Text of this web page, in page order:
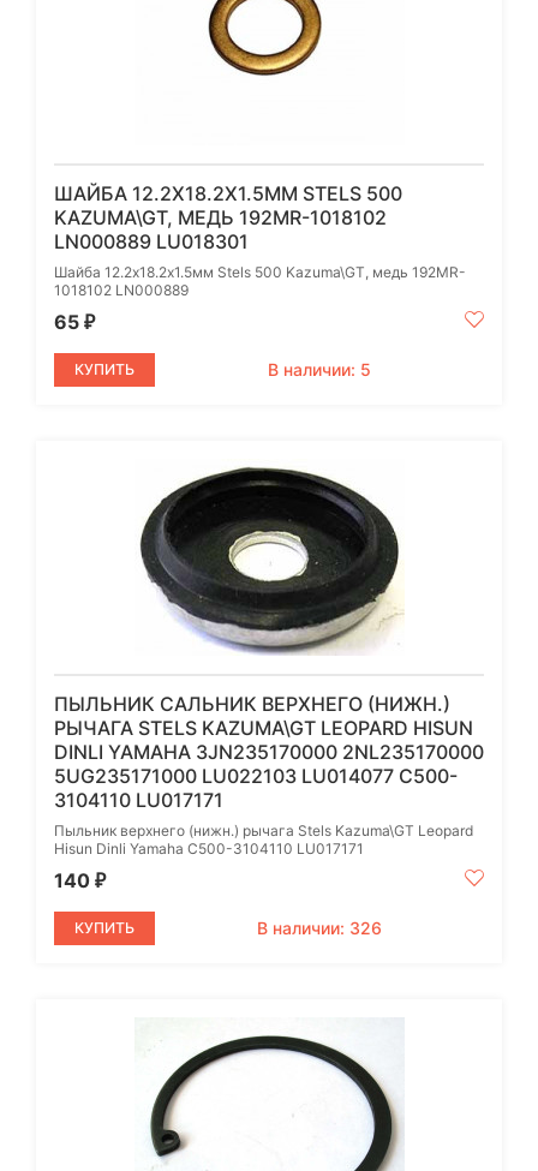
ШАЙБА 12.2Х18.2Х1.5ММ STELS 500
KAZUMA\GT, МЕДЬ 192MR-1018102
LN000889 LU018301
Шайба 12.2х18.2х1.5мм Stels 500 Kazuma\GT, медь 192MR-
1018102 LN000889
65 ₽
КУПИТЬ В наличии: 5
ПЫЛЬНИК САЛЬНИК ВЕРХНЕГО (НИЖН.)
РЫЧАГА STELS KAZUMA\GT LEOPARD HISUN
DINLI YAMAHA 3JN235170000 2NL235170000
5UG235171000 LU022103 LU014077 C500-
3104110 LU017171
Пыльник верхнего (нижн.) рычага Stels Kazuma\GT Leopard
Hisun Dinli Yamaha C500-3104110 LU017171
140 ₽
КУПИТЬ В наличии: 326